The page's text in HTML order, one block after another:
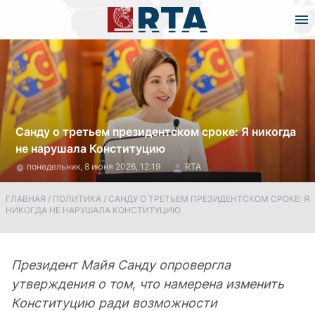
Санду о третьем президентском сроке: Я никогда
не нарушала Конституцию
понедельник, 8 июня 2026, 12:19 RTA
ГЛАВНАЯ / ПОЛИТИКА / САНДУ О ТРЕТЬЕМ ПРЕЗИДЕНТСКОМ СРОКЕ: Я
НИКОГДА НЕ НАРУШАЛА КОНСТИТУЦИЮ
Президент Майя Санду опровергла
утверждения о том, что намерена изменить
Конституцию ради возможности